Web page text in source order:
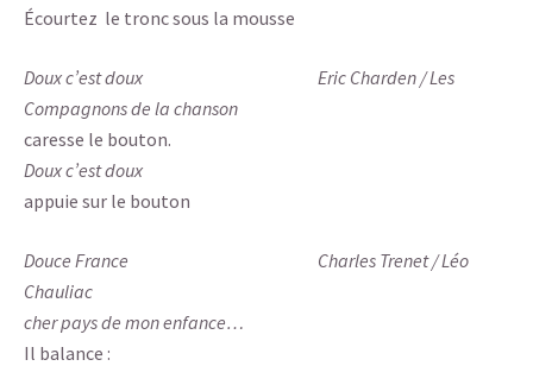
Écourtez le tronc sous la mousse
Doux c’est doux Eric Charden / Les
Compagnons de la chanson
caresse le bouton.
Doux c’est doux
appuie sur le bouton
Douce France Charles Trenet / Léo
Chauliac
cher pays de mon enfance…
Il balance :